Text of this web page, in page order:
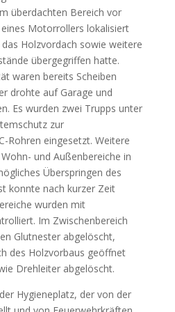
überdachten Bereich vor
Motorrollers lokalisiert
Holzvordach sowie weitere
übergegriffen hatte.
waren bereits Scheiben
drohte auf Garage und
Es wurden zwei Trupps unter
zur
Rohren eingesetzt. Weitere
und Außenbereiche in
Überspringen des
konnte nach kurzer Zeit
wurden mit
Im Zwischenbereich
Glutnester abgelöscht,
des Holzvorbaus geöffnet
Drehleiter abgelöscht.
Hygieneplatz, der von der